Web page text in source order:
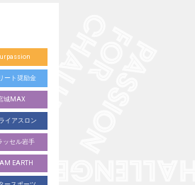
ート奨励金
城MAX
イアスロン
ッセル岩手
EARTH